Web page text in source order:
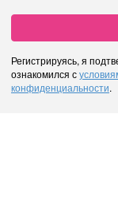
Регистрируясь, я
ознакомился с
конфиденциальности.